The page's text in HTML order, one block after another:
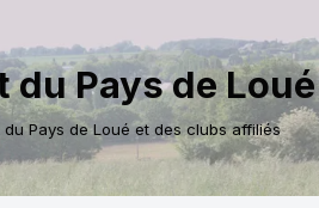
Pays de Loué
Pays de Loué et des clubs affiliés